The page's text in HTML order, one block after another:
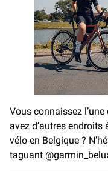
Vous connaissez
avez d’autres
vélo en Belgique ?
taguant